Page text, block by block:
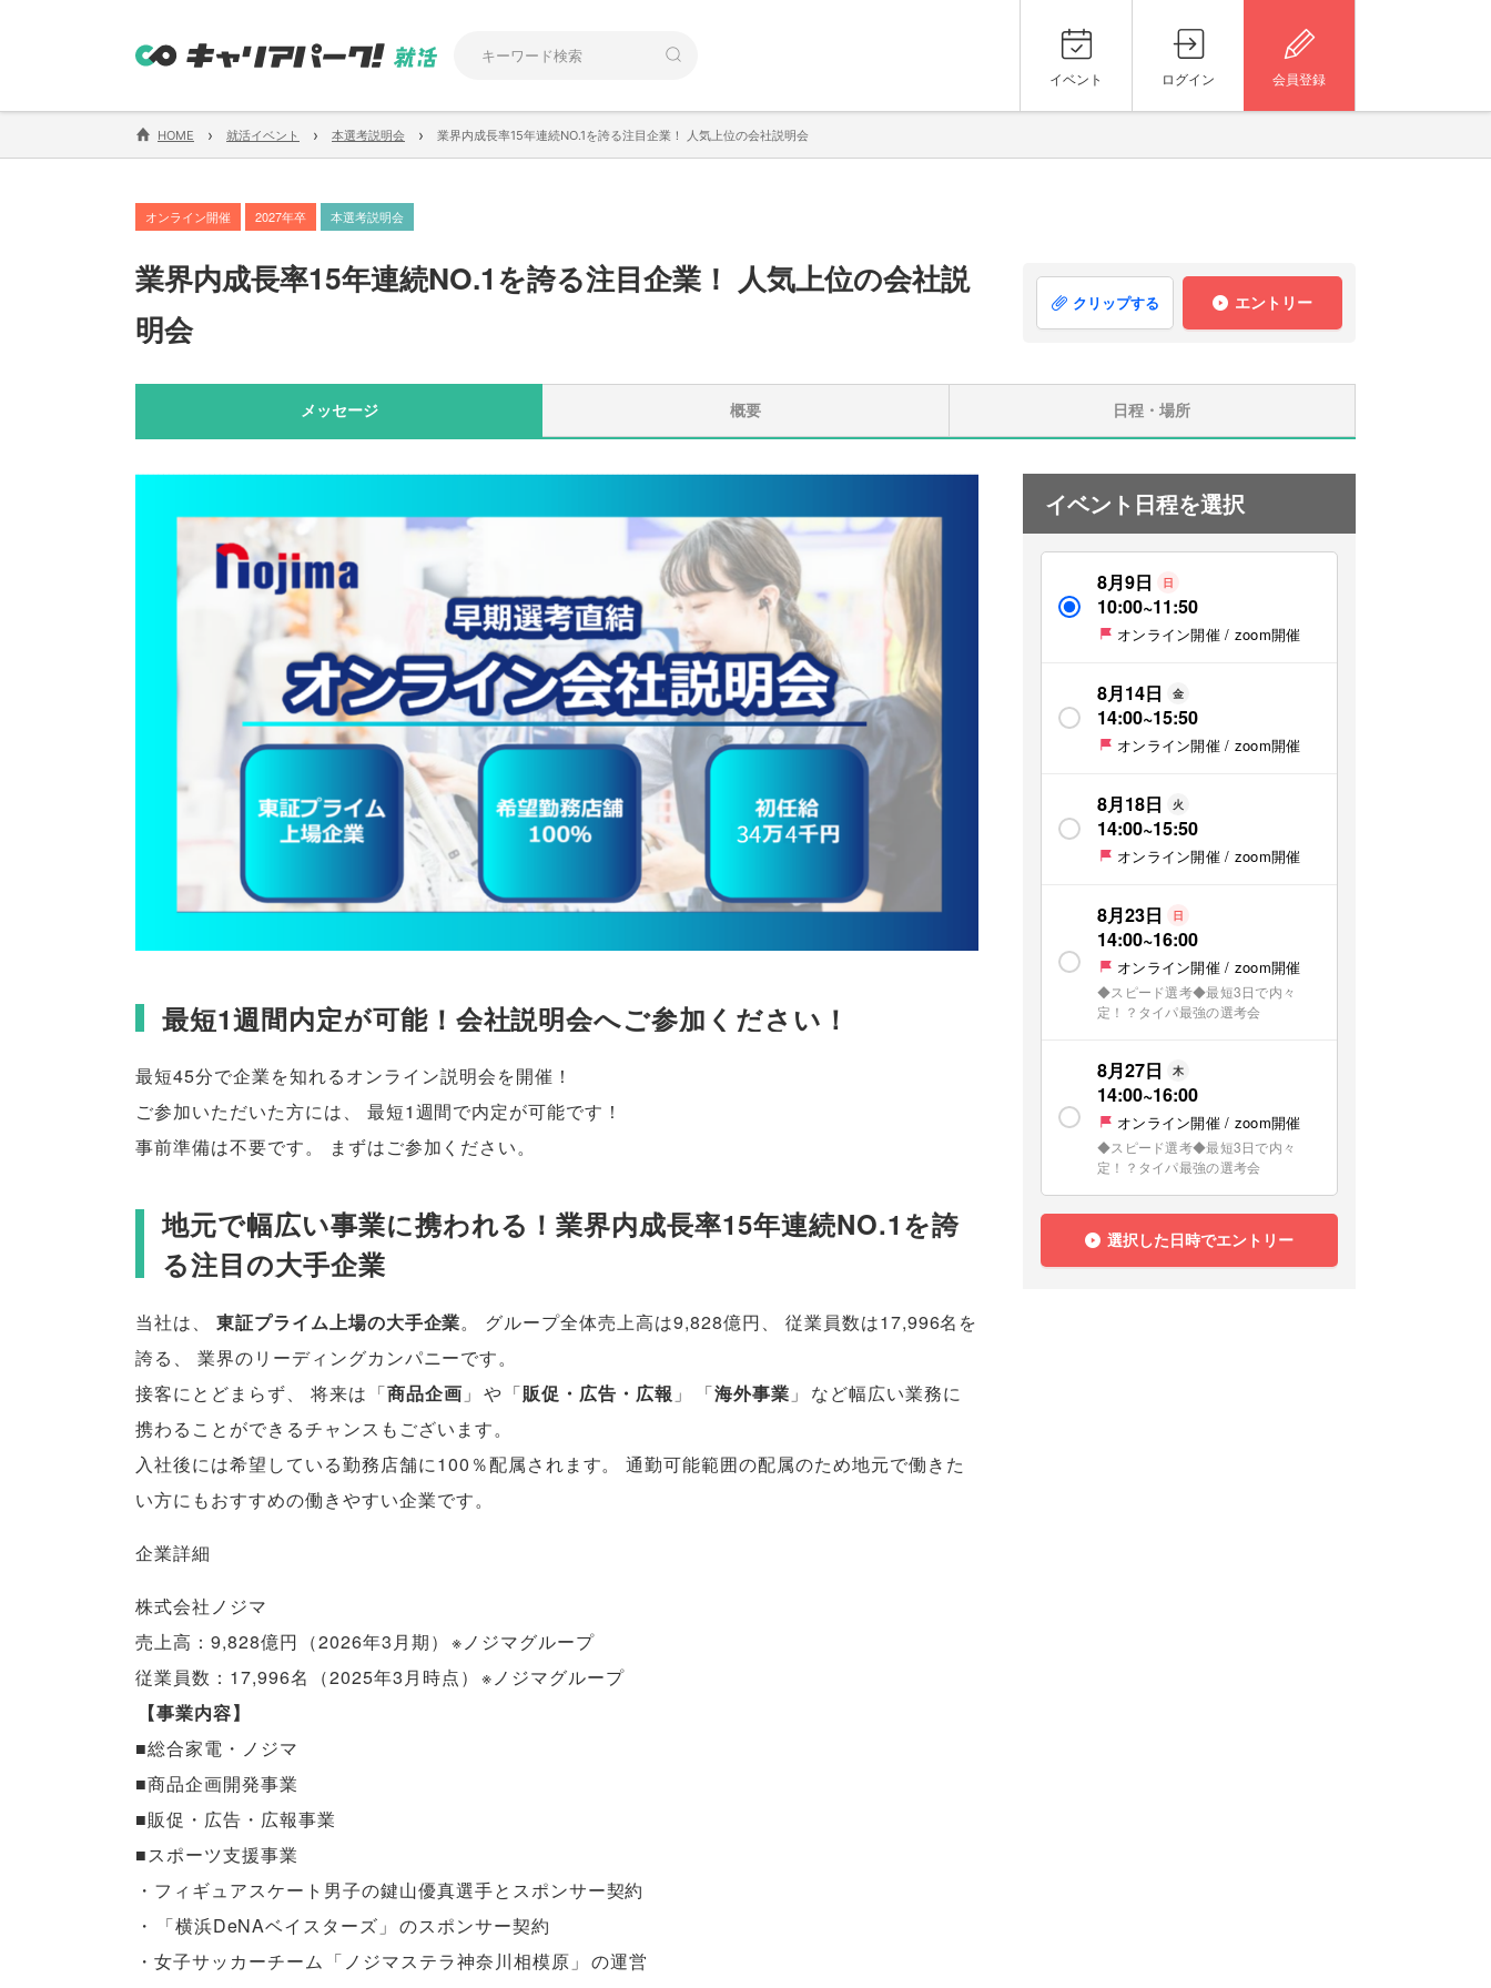
イベント ログイン 会員登録
HOME › 就活イベント › 本選考説明会 › 業界内成長率15年連続NO.1を誇る注目企業！ 人気上位の会社説明会
オンライン開催 2027年卒 本選考説明会
業界内成長率15年連続NO.1を誇る注目企業！ 人気上位の会社説
明会
クリップする エントリー
メッセージ 概要 日程・場所
最短1週間内定が可能！会社説明会へご参加ください！
最短45分で企業を知れるオンライン説明会を開催！
ご参加いただいた方には、
最短1週間で内定が可能です！
事前準備は不要です。 まずはご参加ください。
地元で幅広い事業に携われる！業界内成長率15年連続NO.1を誇
る注目の大手企業
当社は 東証プライム上場の大手企業。 グループ全体売上高は9,828億円
従業員数は17,996名を
誇る
業界のリーディングカンパニーです。
接客にとどまらず
将来は 「商品企画 」 や 「販促・広告・広報 」 「海外事業 」 など幅広い業務に
携わることができるチャンスもございます。
入社後には希望している勤務店舗に100％配属されます。
通勤可能範囲の配属のため地元で働きた
い方にもおすすめの働きやすい企業です。
企業詳細
株式会社ノジマ
売上高：9,828億円 （2026年3月期） ※ノジマグループ
従業員数：17,996名
（2025年3月時点） ※ノジマグループ
【事業内容】
■総合家電・ノジマ
■商品企画開発事業
■販促・広告・広報事業
■スポーツ支援事業
・フィギュアスケート男子の鍵山優真選手とスポンサー契約
・
「横浜DeNAベイスターズ 」 のスポンサー契約
・女子サッカーチーム 「 ノジマステラ神奈川相模原 」 の運営
イベント日程を選択
8月9日 日
10:00~11:50
オンライン開催 / zoom開催
8月14日 金
14:00~15:50
オンライン開催 / zoom開催
8月18日 火
14:00~15:50
オンライン開催 / zoom開催
8月23日 日
14:00~16:00
オンライン開催 / zoom開催
◆スピード選考◆最短3日で内々
定！？タイパ最強の選考会
8月27日 木
14:00~16:00
オンライン開催 / zoom開催
◆スピード選考◆最短3日で内々
定！？タイパ最強の選考会
選択した日時でエントリー